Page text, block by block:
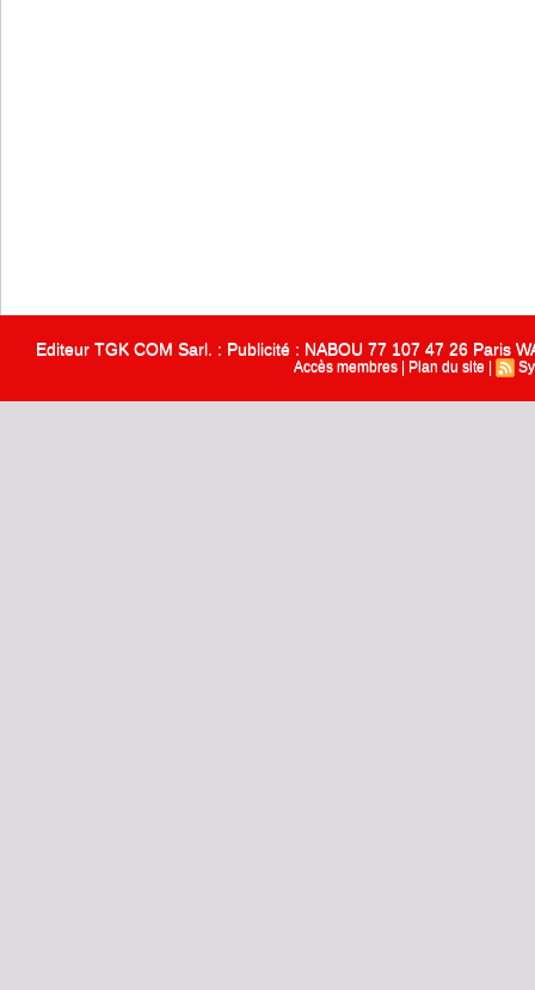
Editeur TGK COM Sarl. : Publicité : NABOU 77 107 47 26 Paris
Accès membres Plan du site